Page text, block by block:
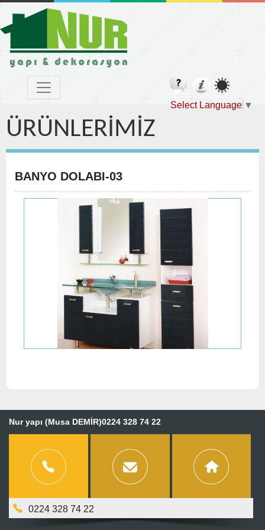
Select Language ▼
ÜRÜNLERİMİZ
BANYO DOLABI-03
Nur yapı (Musa DEMİR)0224 328 74 22
0224 328 74 22